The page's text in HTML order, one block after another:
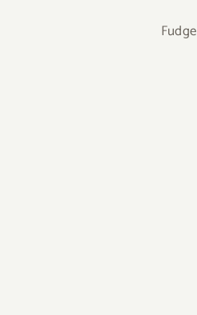
Fudge